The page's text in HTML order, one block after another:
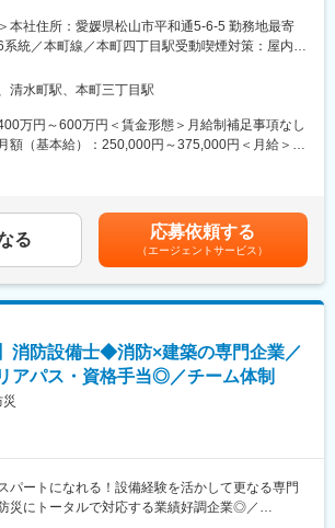
共に訪問し、要望のヒアリング・事前調査を実施
の進捗管理や検査、取扱説明等も行います。
器具設備・給排水設備、愛媛県立医療技術大学吸
冷温水二次ポンプおよびポンプコントローラー更
れる会社となっていくことを経営理念に当地にあ
の歩みを積み重ねています。これまで公共工事に
コミュニティセンター研修・会議室の空調機更新
病院ガンマナイフ棟新築に伴う空調、換気、給排
ラー消化装置等の大型工事から、集会所の空調設
のビジネスパートナーとして安定した受注を継続
くより信頼関係を構築している顧客もいるため、
本社住所：愛媛県松山市平和通5-6-5 勤務地最寄
統／本町線／本町四丁目駅受動喫煙対策：屋内全
清水町駅、本町三丁目駅
万円～600万円＜賃金形態＞月給制補足事項なし
額（基本給）：250,000円～375,000円＜月給＞
金額は選考を通じて上下する可能性があります。
定手当を含みます。
る 応募依頼する
（エージェントサービス）
消防設備士◆消防×建築の専門企業／
アパス・資格手当◎／チーム体制
パートになれる！設備経験を活かして更なる専門
災にトータルで対応する業績好調企業◎／